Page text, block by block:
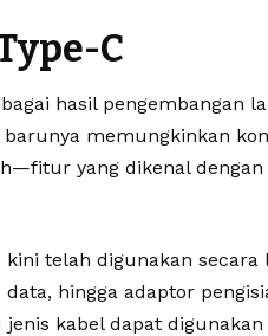
C
hasil pengembangan
barunya memungkinkan
yang dikenal dengan
kini telah digunakan secara
hingga adaptor
kabel dapat